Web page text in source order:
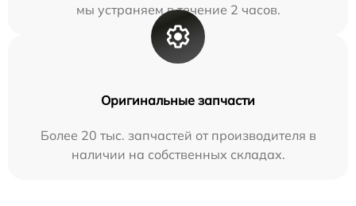
мы устраняем в течение 2 часов.
Оригинальные запчасти
Более 20 тыс. запчастей от производителя в
наличии на собственных складах.